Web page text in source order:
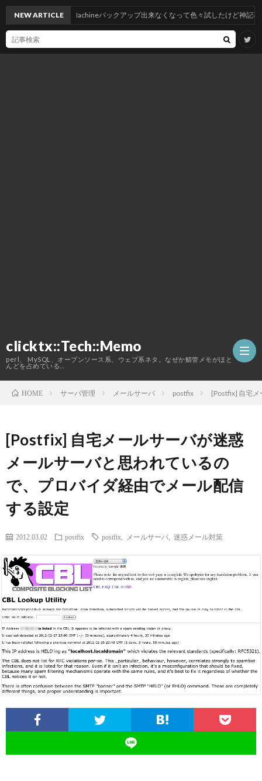
clicktx::Tech::Memo
perl、 MySQL、オープンソース系、ウェブ系ネタ。なぜか鯖管メモがほと
んどを占めている…
グ
NEW ARTICLE
へTimeMachineバックアップ出来なくなって色々試したけど神記事のおかげで
HOME サーバ管理 メールサーバ postfix [Postfix] 自宅
[Postfix] 自宅メールサーバが迷惑
メールサーバと思われているの
で、プロバイダ経由でメール配信
する設定
2012.03.02 postfix postfix メールサーバ 迷惑メール対策